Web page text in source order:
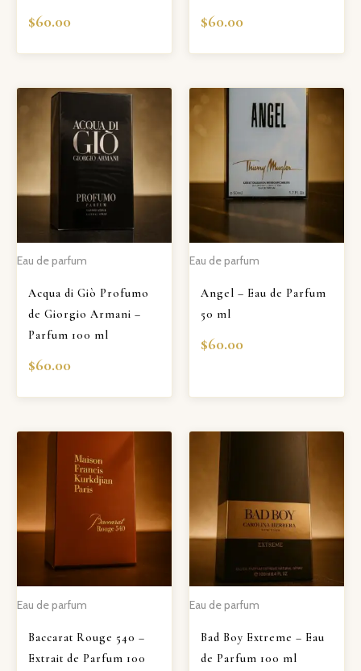
$60.00 $60.00
Eau de parfum
Acqua di Giò Profumo
de Giorgio Armani –
Parfum 100 ml
$60.00
Eau de parfum
Angel – Eau de Parfum
50 ml
$60.00
Eau de parfum
Baccarat Rouge 540 –
Extrait de Parfum 100
Eau de parfum
Bad Boy Extreme – Eau
de Parfum 100 ml